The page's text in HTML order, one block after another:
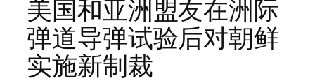
美国和亚洲盟友在洲际
弹道导弹试验后对朝鲜
实施新制裁